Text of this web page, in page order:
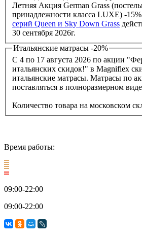
Летняя Акция German Grass
принадлежности класса LUXE) -
серий Queen и Sky Down Grass
30 сентября 2026г.
Итальянские матрасы -20%
С 4 по 17 августа 2026 по акции
итальянских скидок!" в Magniflex
итальянские матрасы. Матрасы по
поставляться в полноразмерном
Количество товара на московском
Время работы:
09:00-22:00
09:00-22:00